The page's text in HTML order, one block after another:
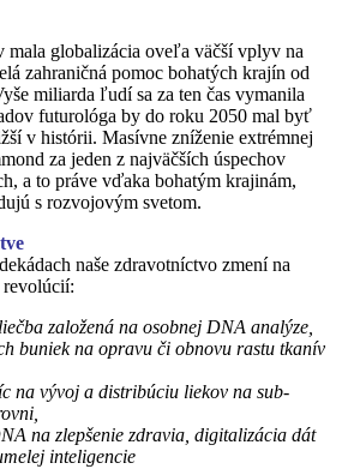
mala globalizácia oveľa väčší vplyv na
zahraničná pomoc bohatých krajín od
miliarda ľudí sa za ten čas vymanila
futurológa by do roku 2050 mal byť
v histórii. Masívne zníženie extrémnej
za jeden z najväčších úspechov
a to práve vďaka bohatým krajinám,
s rozvojovým svetom.
naše zdravotníctvo zmení na
revolúcií:
založená na osobnej DNA analýze,
buniek na opravu či obnovu rastu tkanív
na vývoj a distribúciu liekov na sub-
na zlepšenie zdravia, digitalizácia dát
inteligencie